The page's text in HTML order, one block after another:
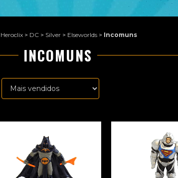
Heroclix > DC > Silver > Elseworlds > Incomuns
INCOMUNS